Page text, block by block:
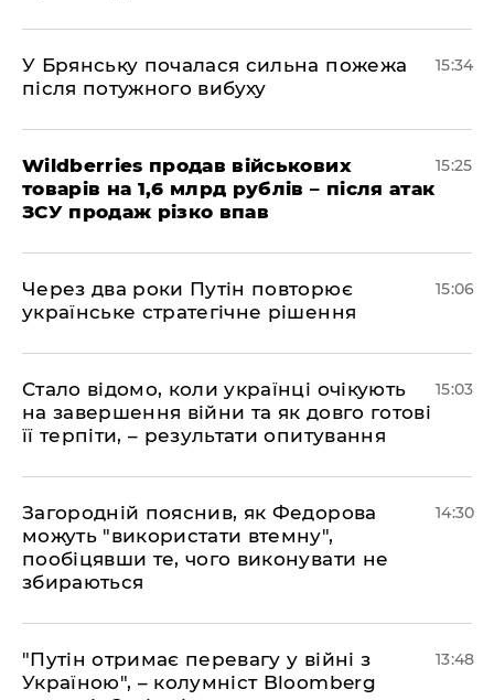
У Брянську почалася сильна пожежа
після потужного вибуху
15:34
Wildberries продав військових
товарів на 1,6 млрд рублів – після атак
ЗСУ продаж різко впав
15:25
Через два роки Путін повторює
українське стратегічне рішення
15:06
Стало відомо, коли українці очікують
на завершення війни та як довго готові
її терпіти, – результати опитування
15:03
Загородній пояснив, як Федорова
можуть "використати втемну",
пообіцявши те, чого виконувати не
збираються
14:30
"Путін отримає перевагу у війні з
Україною", – колумніст Bloomberg
13:48